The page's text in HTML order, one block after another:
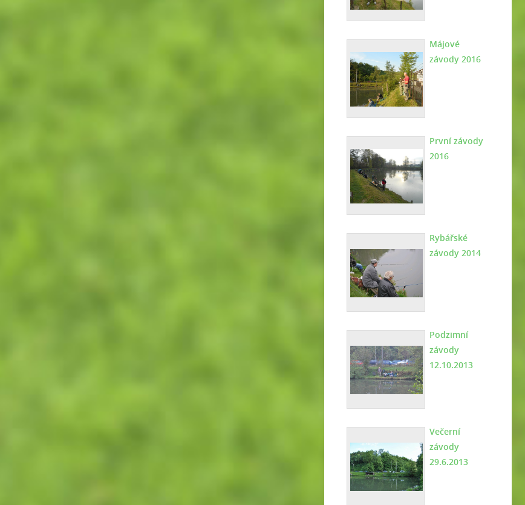
Májové
závody 2016
První závody
2016
Rybářské
závody 2014
Podzimní
závody
12.10.2013
Večerní
závody
29.6.2013